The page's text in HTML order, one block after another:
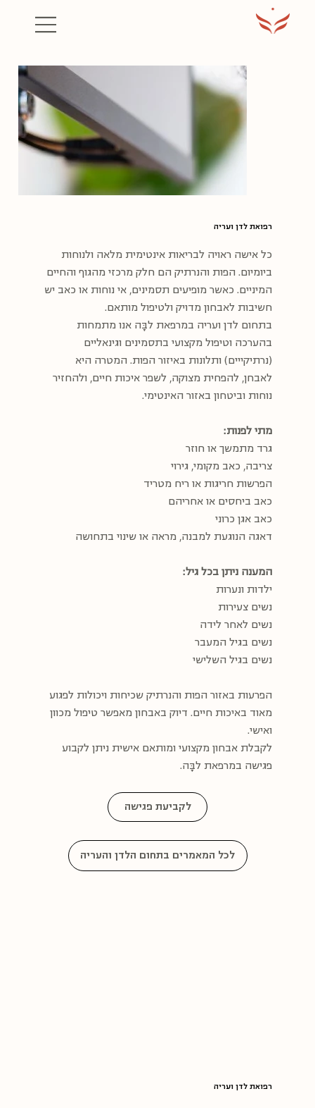
רפואת לדן ועריה
כל אישה ראויה לבריאות אינטימית מלאה ולנוחות
ביומיום. הפות והנרתיק הם חלק מרכזי מהגוף והחיים
המיניים. כאשר מופיעים תסמינים, אי נוחות או כאב יש
חשיבות לאבחון מדויק ולטיפול מותאם.
בתחום לדן ועריה במרפאת לבָּה אנו מתמחות
בהערכה וטיפול מקצועי בתסמינים וגינאליים
(נרתיקייים) ותלונות באיזור הפות. המטרה היא
לאבחן, להפחית מצוקה, לשפר איכות חיים, ולהחזיר
נוחות וביטחון באזור האינטימי.
מתי לפנות:
גרד מתמשך או חוזר
צריבה, כאב מקומי, גירוי
הפרשות חריגות או ריח מטריד
כאב ביחסים או אחריהם
כאב אגן כרוני
דאגה הנוגעת למבנה, מראה או שינוי בתחושה
המענה ניתן בכל גיל:
ילדות ונערות
נשים צעירות
נשים לאחר לידה
נשים בגיל המעבר
נשים בגיל השלישי
הפרעות באזור הפות והנרתיק שכיחות ויכולות לפגוע
מאוד באיכות חיים. דיוק באבחון מאפשר טיפול מכוון
ואישי.
לקבלת אבחון מקצועי ומותאם אישית ניתן לקבוע
פגישה במרפאת לבָּה.
לקביעת פגישה
לכל המאמרים בתחום הלדן והעריה
רפואת לדן ועריה